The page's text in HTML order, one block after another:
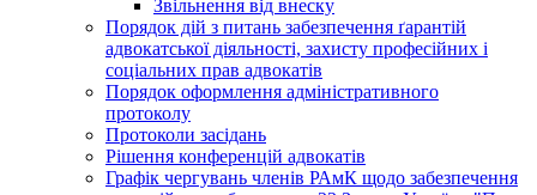
Звільнення від внеску
Порядок дій з питань забезпечення ґарантій
адвокатської діяльності, захисту професійних і
соціальних прав адвокатів
Порядок оформлення адміністративного
протоколу
Протоколи засідань
Рішення конференцій адвокатів
Графік чергувань членів РАмК щодо забезпечення